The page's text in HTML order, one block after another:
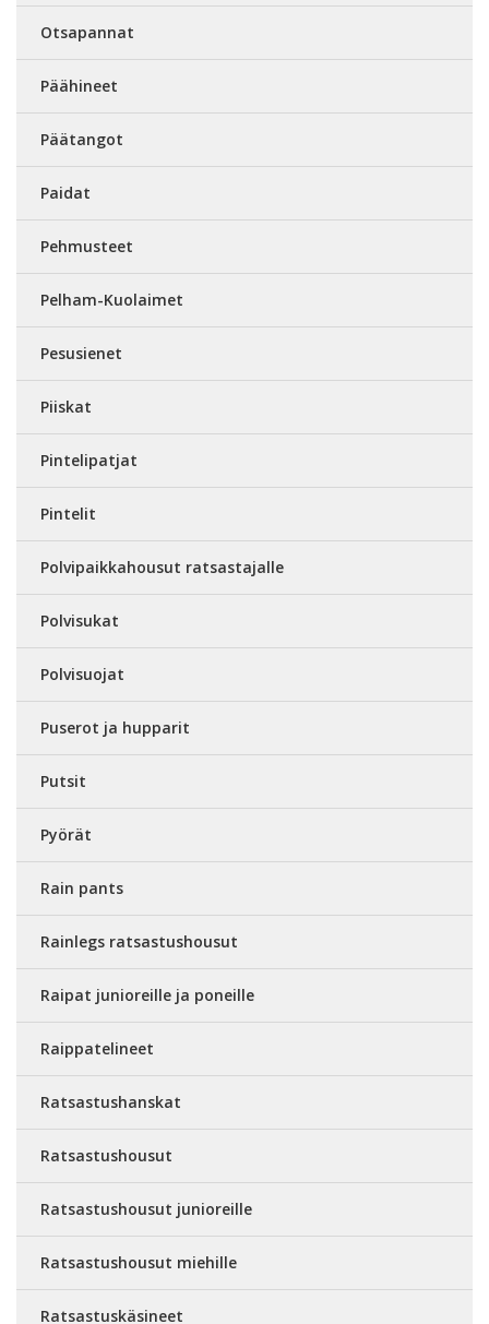
Otsapannat
Päähineet
Päätangot
Paidat
Pehmusteet
Pelham-Kuolaimet
Pesusienet
Piiskat
Pintelipatjat
Pintelit
Polvipaikkahousut ratsastajalle
Polvisukat
Polvisuojat
Puserot ja hupparit
Putsit
Pyörät
Rain pants
Rainlegs ratsastushousut
Raipat junioreille ja poneille
Raippatelineet
Ratsastushanskat
Ratsastushousut
Ratsastushousut junioreille
Ratsastushousut miehille
Ratsastuskäsineet